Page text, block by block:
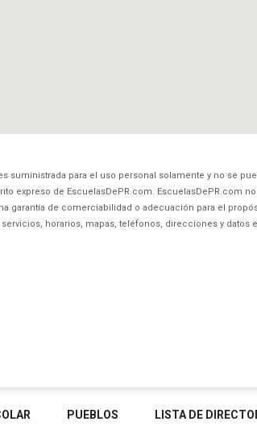
suministrada para el uso personal solamente y no se
expreso de EscuelasDePR.com. EscuelasDePR.com
garantía de comerciabilidad o adecuación para el
horarios, mapas, teléfonos, direcciones y datos
PUEBLOS LISTA DE